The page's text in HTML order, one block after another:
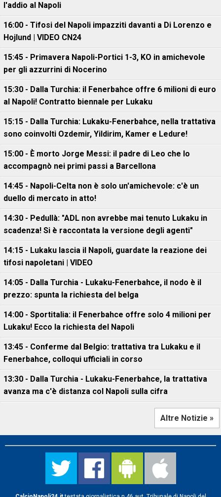
l'addio al Napoli
16:00 - Tifosi del Napoli impazziti davanti a Di Lorenzo e
Hojlund | VIDEO CN24
15:45 - Primavera Napoli-Portici 1-3, KO in amichevole
per gli azzurrini di Nocerino
15:30 - Dalla Turchia: il Fenerbahce offre 6 milioni di euro
al Napoli! Contratto biennale per Lukaku
15:15 - Dalla Turchia: Lukaku-Fenerbahce, nella trattativa
sono coinvolti Ozdemir, Yildirim, Kamer e Ledure!
15:00 - È morto Jorge Messi: il padre di Leo che lo
accompagnò nei primi passi a Barcellona
14:45 - Napoli-Celta non è solo un'amichevole: c'è un
duello di mercato in atto!
14:30 - Pedullà: "ADL non avrebbe mai tenuto Lukaku in
scadenza! Si è raccontata la versione degli agenti"
14:15 - Lukaku lascia il Napoli, guardate la reazione dei
tifosi napoletani | VIDEO
14:05 - Dalla Turchia - Lukaku-Fenerbahce, il nodo è il
prezzo: spunta la richiesta del belga
14:00 - Sportitalia: il Fenerbahce offre solo 4 milioni per
Lukaku! Ecco la richiesta del Napoli
13:45 - Conferme dal Belgio: trattativa tra Lukaku e il
Fenerbahce, colloqui ufficiali in corso
13:30 - Dalla Turchia - Lukaku-Fenerbahce, la trattativa
avanza ma c'è distanza col Napoli sulla cifra
Altre Notizie »